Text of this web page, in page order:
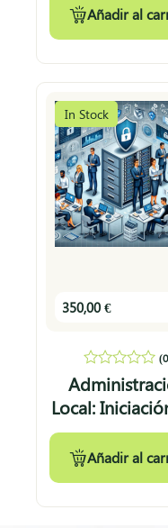
Añadir al
In Stock
350,00 €
0
out
of
5
Local:
Protección de
Añadir al